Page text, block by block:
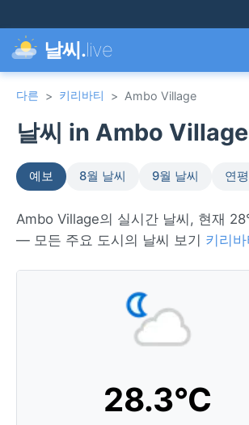
날씨.live
다른 > 키리바티 > Ambo Village
날씨 in Ambo
예보 8월 날씨 9월 날씨 연
Ambo Village의 실시간 날씨, 현재
— 모든 주요 도시의 날씨 보기 키리바
28.3°C